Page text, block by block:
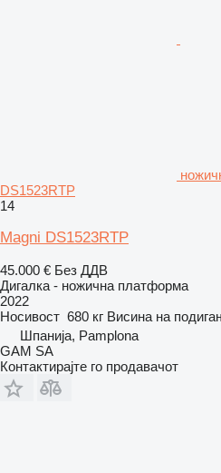
DS1523RTP
14
Magni DS1523RTP
45.000 € Без ДДВ
Дигалка - ножична платформа
2022
Носивост 680 кг Висина на
Шпанија, Pamplona
GAM SA
Контактирајте го продавачот